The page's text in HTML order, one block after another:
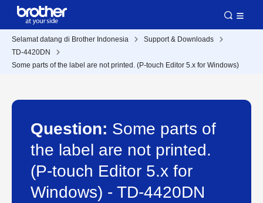
Selamat datang di Brother Indonesia
Support & Downloads
TD-4420DN
Some parts of the label are not printed. (P-touch Editor 5.x for Windows)
Question: Some parts of
the label are not printed.
(P-touch Editor 5.x for
Windows) - TD-4420DN